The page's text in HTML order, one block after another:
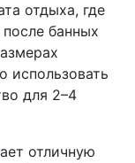
отдыха, где
банных
использовать
для 2–4
отличную